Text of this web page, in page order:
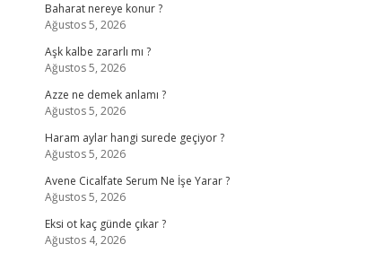
Baharat nereye konur ?
Ağustos 5, 2026
Aşk kalbe zararlı mı ?
Ağustos 5, 2026
Azze ne demek anlamı ?
Ağustos 5, 2026
Haram aylar hangi surede geçiyor ?
Ağustos 5, 2026
Avene Cicalfate Serum Ne İşe Yarar ?
Ağustos 5, 2026
Eksi ot kaç günde çıkar ?
Ağustos 4, 2026